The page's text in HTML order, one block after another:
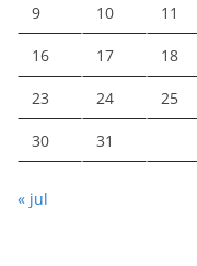
9 10 11
16 17 18
23 24 25
30 31
« jul